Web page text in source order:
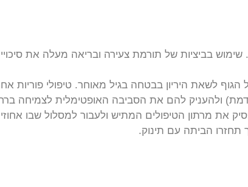
בביציות של תורמת צעירה ובריאה מעלה את
ולהעניק להם את הסביבה האופטימלית לצמיחה
את מרתון הטיפולים המתיש ולעבור למסלול שבו
הביתה עם תינוק.